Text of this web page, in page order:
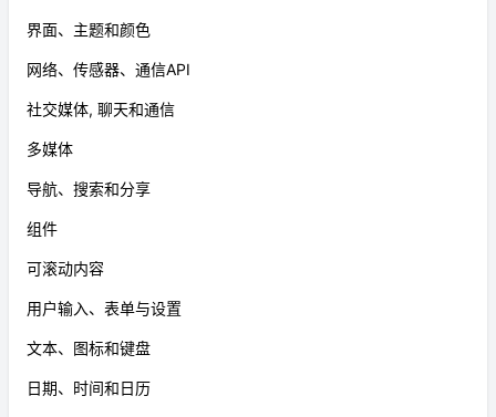
界面、主题和颜色
网络、传感器、通信API
社交媒体, 聊天和通信
多媒体
导航、搜索和分享
组件
可滚动内容
用户输入、表单与设置
文本、图标和键盘
日期、时间和日历